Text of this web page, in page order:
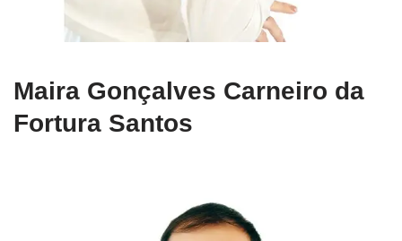
Maira Gonçalves Carneiro da
Fortura Santos